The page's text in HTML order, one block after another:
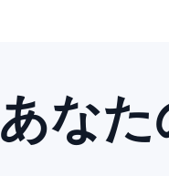
あなた